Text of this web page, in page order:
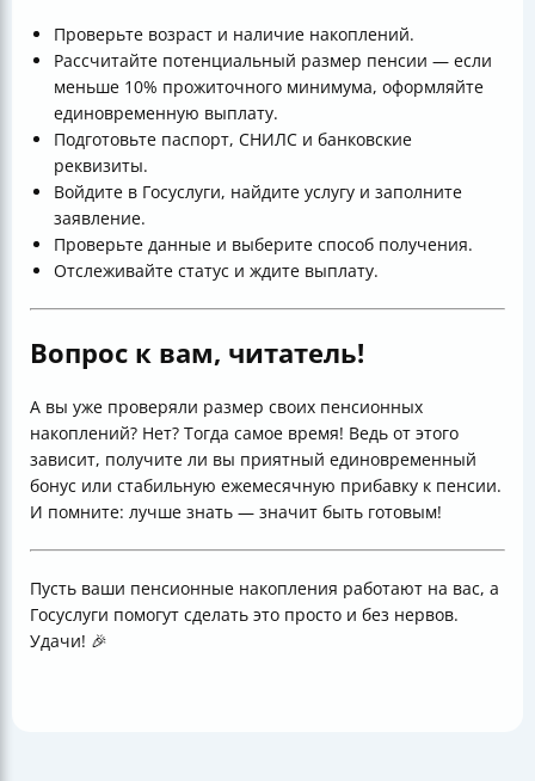
Проверьте возраст и наличие накоплений.
Рассчитайте потенциальный размер пенсии — если
меньше 10% прожиточного минимума, оформляйте
единовременную выплату.
Подготовьте паспорт, СНИЛС и банковские
реквизиты.
Войдите в Госуслуги, найдите услугу и заполните
заявление.
Проверьте данные и выберите способ получения.
Отслеживайте статус и ждите выплату.
Вопрос к вам, читатель!
А вы уже проверяли размер своих пенсионных
накоплений? Нет? Тогда самое время! Ведь от этого
зависит, получите ли вы приятный единовременный
бонус или стабильную ежемесячную прибавку к пенсии.
И помните: лучше знать — значит быть готовым!
Пусть ваши пенсионные накопления работают на вас, а
Госуслуги помогут сделать это просто и без нервов.
Удачи! 🎉